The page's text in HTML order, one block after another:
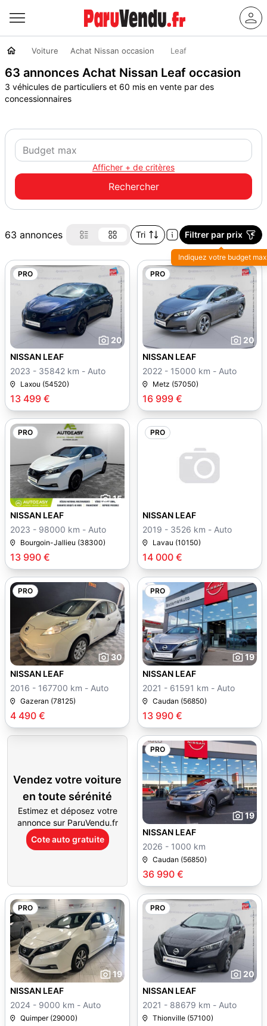
Voiture Achat Nissan occasion Leaf
63 annonces Achat Nissan Leaf occasion
3 véhicules de particuliers et 60 mis en vente par des
concessionnaires
Afficher + de critères
63 annonces Tri Filtrer par prix
Indiquez votre budget max
PRO
20
13 499 €
NISSAN LEAF
2023 - 35842 km - Auto
Laxou (54520)
PRO
20
16 999 €
NISSAN LEAF
2022 - 15000 km - Auto
Metz (57050)
PRO
15
13 990 €
NISSAN LEAF
2023 - 98000 km - Auto
Bourgoin-Jallieu (38300)
PRO
14 000 €
NISSAN LEAF
2019 - 3526 km - Auto
Lavau (10150)
PRO
30
4 490 €
NISSAN LEAF
2016 - 167700 km - Auto
Gazeran (78125)
PRO
19
13 990 €
NISSAN LEAF
2021 - 61591 km - Auto
Caudan (56850)
Vendez votre voiture
en toute sérénité
Estimez et déposez votre
annonce sur ParuVendu.fr
Cote auto gratuite
PRO
19
36 990 €
NISSAN LEAF
2026 - 1000 km
Caudan (56850)
PRO
19
NISSAN LEAF
2024 - 9000 km - Auto
Quimper (29000)
PRO
20
NISSAN LEAF
2021 - 88679 km - Auto
Thionville (57100)